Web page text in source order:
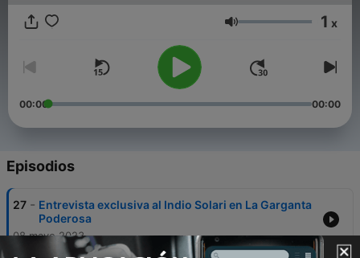
Volumen 1 x
00:00 00:00
Episodios
27 - Entrevista exclusiva al Indio Solari en La Garganta
Poderosa
08 mayo 2023